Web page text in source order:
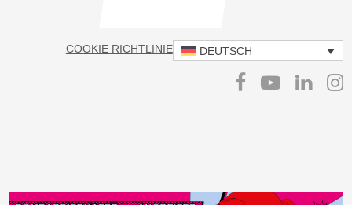
DEUTSCH DATENSCHUTZ
IMPRESSUM
COOKIE RICHTLINIE